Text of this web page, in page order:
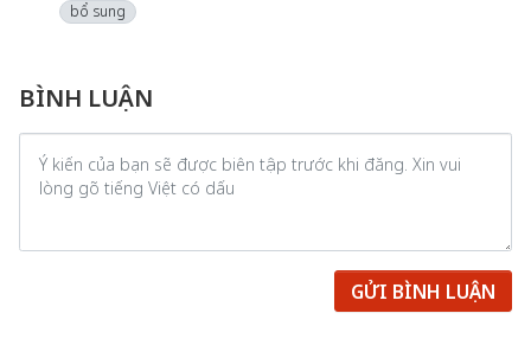
bổ sung
BÌNH LUẬN
GỬI BÌNH LUẬN